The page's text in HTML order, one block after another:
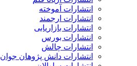
انتشارات آموخته
انتشارات ارجمند
انتشارات بازاریابی
انتشارات بورس
انتشارات چالش
انتشارات دانش پژوهان جوان